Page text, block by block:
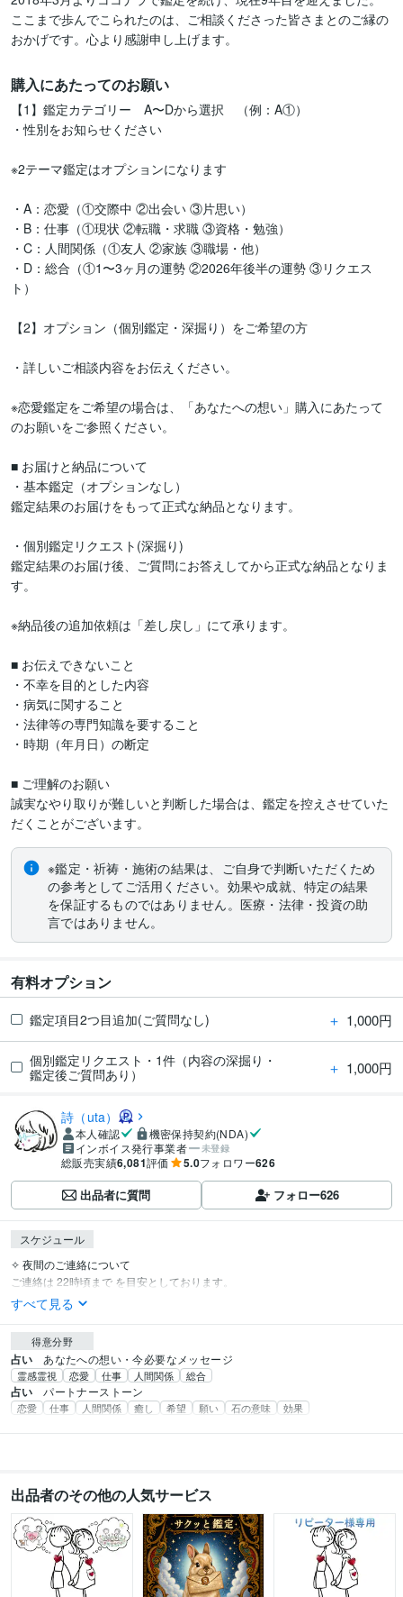
ここまで歩んでこられたのは、ご相談くださった皆さまとのご縁の
おかげです。心より感謝申し上げます。
購入にあたってのお願い
【1】鑑定カテゴリー　A〜Dから選択　（例：A①）
・性別をお知らせください
※2テーマ鑑定はオプションになります
・A：恋愛（①交際中 ②出会い ③片思い）
・B：仕事（①現状 ②転職・求職 ③資格・勉強）
・C：人間関係（①友人 ②家族 ③職場・他）
・D：総合（①1〜3ヶ月の運勢 ②2026年後半の運勢 ③リクエス
ト）
【2】オプション（個別鑑定・深掘り）をご希望の方
・詳しいご相談内容をお伝えください。
※恋愛鑑定をご希望の場合は、「あなたへの想い」購入にあたって
のお願いをご参照ください。
■ お届けと納品について
・基本鑑定（オプションなし）
鑑定結果のお届けをもって正式な納品となります。
・個別鑑定リクエスト(深掘り)
鑑定結果のお届け後、ご質問にお答えしてから正式な納品となりま
す。
※納品後の追加依頼は「差し戻し」にて承ります。
■ お伝えできないこと
・不幸を目的とした内容
・病気に関すること
・法律等の専門知識を要すること
・時期（年月日）の断定
■ ご理解のお願い
誠実なやり取りが難しいと判断した場合は、鑑定を控えさせていた
だくことがございます。
※鑑定・祈祷・施術の結果は、ご自身で判断いただくため
の参考としてご活用ください。効果や成就、特定の結果
を保証するものではありません。医療・法律・投資の助
言ではありません。
有料オプション
鑑定項目2つ目追加(ご質問なし) ＋ 1,000円
個別鑑定リクエスト・1件（内容の深掘り・
鑑定後ご質問あり）
＋ 1,000円
詩（uta）
本人確認
機密保持契約(NDA)
インボイス発行事業者
未登録
総販売実績6,081評価 5.0フォロワー626
出品者に質問 フォロー626
スケジュール
✧ 夜間のご連絡について
ご連絡は 22時頃まで を目安としております。
すべて見る
得意分野
占い あなたへの想い・今必要なメッセージ
霊感霊視 恋愛 仕事 人間関係 総合
占い パートナーストーン
恋愛 仕事 人間関係 癒し 希望 願い 石の意味 効果
出品者のその他の人気サービス